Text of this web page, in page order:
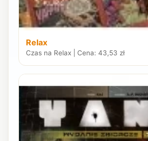
Relax
Czas na Relax | Cena: 43,53 zł